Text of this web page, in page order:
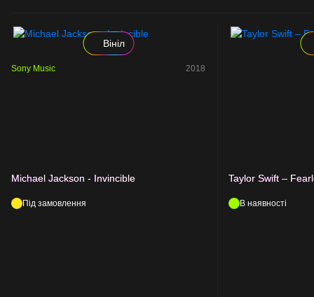
Вініл
Sony Music 2018
Michael Jackson - Invincible
Під замовлення
Taylor Swift –
В наявності